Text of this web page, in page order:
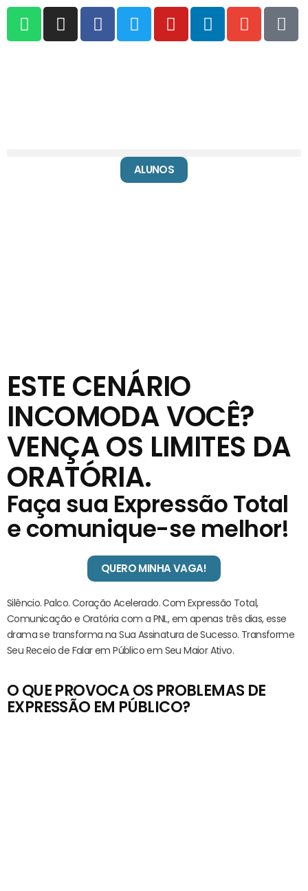
ALUNOS
ESTE CENÁRIO
INCOMODA VOCÊ?
VENÇA OS LIMITES DA
ORATÓRIA.
Faça sua Expressão Total
e comunique-se melhor!
QUERO MINHA VAGA!
Silêncio. Palco. Coração Acelerado. Com Expressão Total,
Comunicação e Oratória com a PNL, em apenas três dias, esse
drama se transforma na Sua Assinatura de Sucesso. Transforme
Seu Receio de Falar em Público em Seu Maior Ativo.
O QUE PROVOCA OS PROBLEMAS DE
EXPRESSÃO EM PÚBLICO?